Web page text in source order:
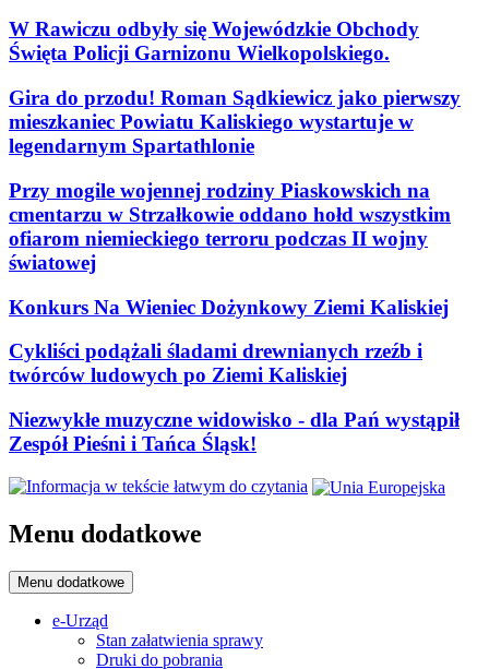
W Rawiczu odbyły się Wojewódzkie Obchody
Święta Policji Garnizonu Wielkopolskiego.
Gira do przodu! Roman Sądkiewicz jako pierwszy
mieszkaniec Powiatu Kaliskiego wystartuje w
legendarnym Spartathlonie
Przy mogile wojennej rodziny Piaskowskich na
cmentarzu w Strzałkowie oddano hołd wszystkim
ofiarom niemieckiego terroru podczas II wojny
światowej
Konkurs Na Wieniec Dożynkowy Ziemi Kaliskiej
Cykliści podążali śladami drewnianych rzeźb i
twórców ludowych po Ziemi Kaliskiej
Niezwykłe muzyczne widowisko - dla Pań wystąpił
Zespół Pieśni i Tańca Śląsk!
Menu dodatkowe
Menu dodatkowe
e-Urząd
Stan załatwienia sprawy
Druki do pobrania